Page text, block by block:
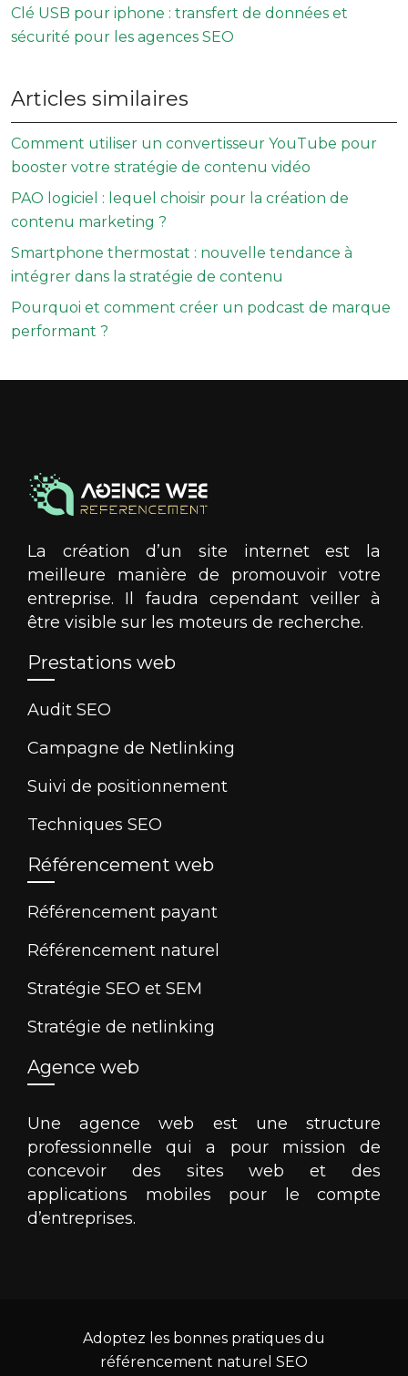
Clé USB pour iphone : transfert de données et
sécurité pour les agences SEO
Articles similaires
Comment utiliser un convertisseur YouTube pour
booster votre stratégie de contenu vidéo
PAO logiciel : lequel choisir pour la création de
contenu marketing ?
Smartphone thermostat : nouvelle tendance à
intégrer dans la stratégie de contenu
Pourquoi et comment créer un podcast de marque
performant ?
La création d’un site internet est la
meilleure manière de promouvoir votre
entreprise. Il faudra cependant veiller à
être visible sur les moteurs de recherche.
Prestations web
Audit SEO
Campagne de Netlinking
Suivi de positionnement
Techniques SEO
Référencement web
Référencement payant
Référencement naturel
Stratégie SEO et SEM
Stratégie de netlinking
Agence web
Une agence web est une structure
professionnelle qui a pour mission de
concevoir des sites web et des
applications mobiles pour le compte
d’entreprises.
Adoptez les bonnes pratiques du
référencement naturel SEO